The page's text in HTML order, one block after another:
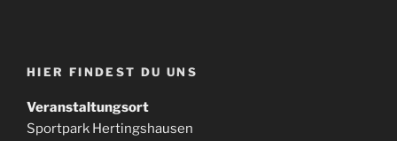
HIER FINDEST DU UNS
Veranstaltungsort
Sportpark Hertingshausen